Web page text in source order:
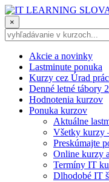
×
Akcie a novinky
Lastminute ponuka
Kurzy cez Úrad
Denné letné tábory
Hodnotenia kurzov
Ponuka kurzov
Aktuálne
Všetky kurzy
Preskúmajte
Online kurzy
Termíny IT
Dlhodobé IT